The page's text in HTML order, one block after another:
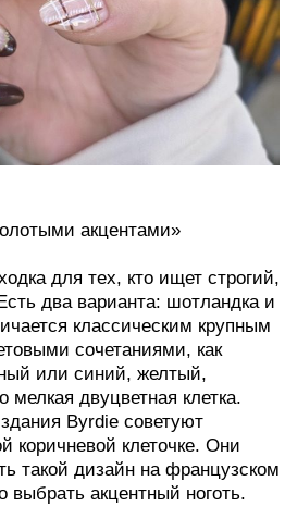
акцентами»
для тех, кто ищет строгий,
два варианта: шотландка и
классическим крупным
сочетаниями, как
или синий, желтый,
двуцветная клетка.
Byrdie советуют
коричневой клеточке. Они
такой дизайн на французском
акцентный ноготь.